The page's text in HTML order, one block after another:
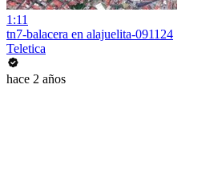
1:11
tn7-balacera en alajuelita-091124
Teletica
hace 2 años